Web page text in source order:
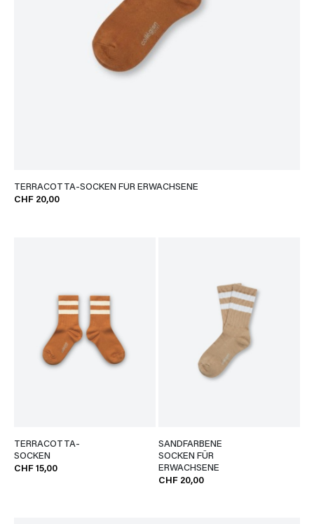
TERRACOTTA-SOCKEN FÜR ERWACHSENE
CHF 20,00
TERRACOTTA-
SOCKEN
CHF 15,00
SANDFARBENE
SOCKEN FÜR
ERWACHSENE
CHF 20,00